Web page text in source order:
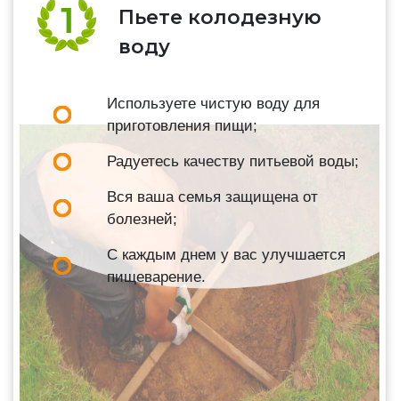
Пьете колодезную
воду
Используете чистую воду для
приготовления пищи;
Радуетесь качеству питьевой воды;
Вся ваша семья защищена от
болезней;
С каждым днем у вас улучшается
пищеварение.